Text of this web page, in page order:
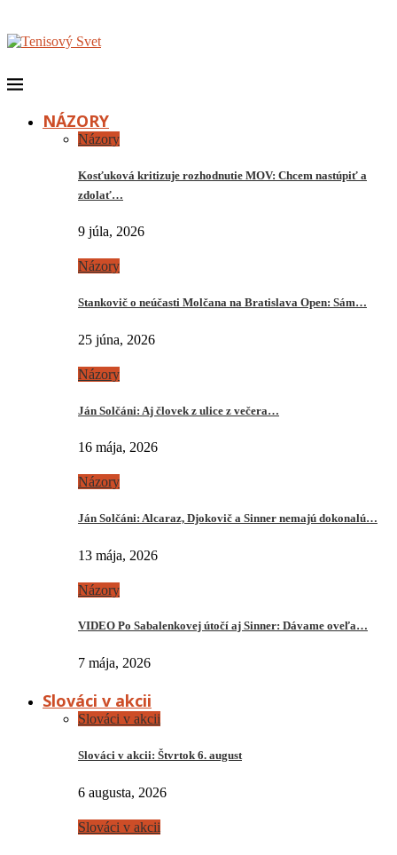
NÁZORY
Názory
Kosťuková kritizuje rozhodnutie MOV: Chcem nastúpiť a
zdolať…
9 júla, 2026
Názory
Stankovič o neúčasti Molčana na Bratislava Open: Sám…
25 júna, 2026
Názory
Ján Solčáni: Aj človek z ulice z večera…
16 mája, 2026
Názory
Ján Solčáni: Alcaraz, Djokovič a Sinner nemajú dokonalú…
13 mája, 2026
Názory
VIDEO Po Sabalenkovej útočí aj Sinner: Dávame oveľa…
7 mája, 2026
Slováci v akcii
Slováci v akcii
Slováci v akcii: Štvrtok 6. august
6 augusta, 2026
Slováci v akcii